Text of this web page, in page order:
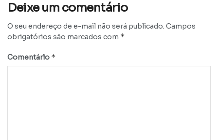
Deixe um comentário
O seu endereço de e-mail não será publicado. Campos
obrigatórios são marcados com *
Comentário *